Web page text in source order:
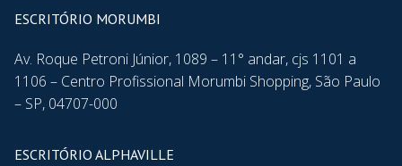
ESCRITÓRIO MORUMBI
Av. Roque Petroni Júnior, 1089 – 11° andar, cjs 1101 a
1106 – Centro Profissional Morumbi Shopping, São Paulo
– SP, 04707-000
ESCRITÓRIO ALPHAVILLE